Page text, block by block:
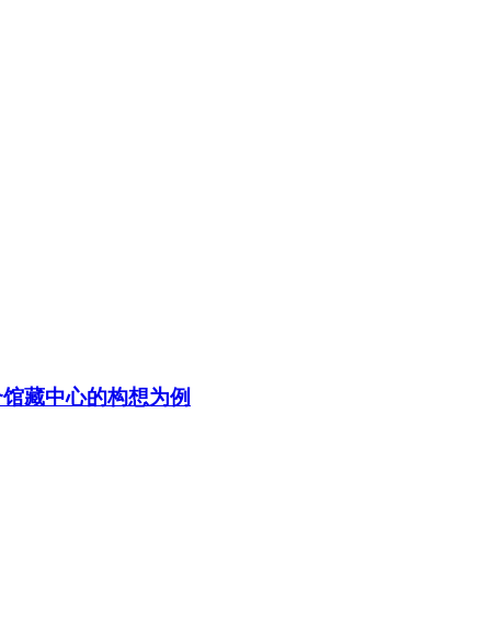
藏中心的构想为例